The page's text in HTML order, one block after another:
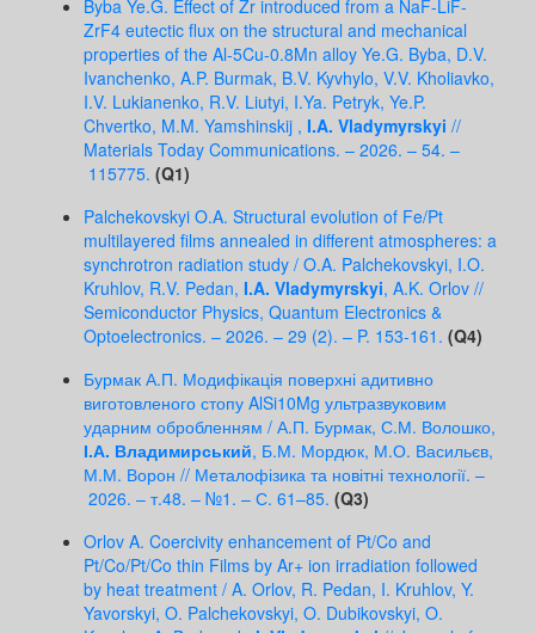
Byba Ye.G. Effect of Zr introduced from a NaF-LiF-
ZrF4 eutectic flux on the structural and mechanical
properties of the Al-5Cu-0.8Mn alloy Ye.G. Byba, D.V.
Ivanchenko, A.P. Burmak, B.V. Kyvhylo, V.V. Kholiavko,
I.V. Lukianenko, R.V. Liutyi, I.Ya. Petryk, Ye.P.
Chvertko, M.M. Yamshinskij , I.A. Vladymyrskyi //
Materials Today Communications. – 2026. – 54. –
115775. (Q1)
Palchekovskyi O.A. Structural evolution of Fe/Pt
multilayered films annealed in different atmospheres: a
synchrotron radiation study / O.A. Palchekovskyi, I.O.
Kruhlov, R.V. Pedan, I.A. Vladymyrskyi, A.K. Orlov //
Semiconductor Physics, Quantum Electronics &
Optoelectronics. – 2026. – 29 (2). – P. 153-161. (Q4)
Бурмак А.П. Модифікація поверхні адитивно
виготовленого стопу AlSi10Mg ультразвуковим
ударним обробленням / А.П. Бурмак, С.М. Волошко,
І.А. Владимирський, Б.М. Мордюк, М.О. Васильєв,
М.М. Ворон // Металофізика та новітні технології. –
2026. – т.48. – №1. – С. 61–85. (Q3)
Orlov A. Coercivity enhancement of Pt/Co and
Pt/Co/Pt/Co thin Films by Ar+ ion irradiation followed
by heat treatment / A. Orlov, R. Pedan, I. Kruhlov, Y.
Yavorskyi, O. Palchekovskyi, O. Dubikovskyi, O.